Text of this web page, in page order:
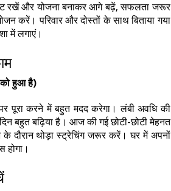
रखें और योजना बनाकर आगे बढ़ें, सफलता जरूर
करें। परिवार और दोस्तों के साथ बिताया गया
में लगाएं।
को हुआ है)
करने में बहुत मदद करेगा। लंबी अवधि की
बहुत बढ़िया है। आज की गई छोटी-छोटी मेहनत
दौरान थोड़ा स्ट्रेचिंग जरूर करें। घर में अपनों
होगा।